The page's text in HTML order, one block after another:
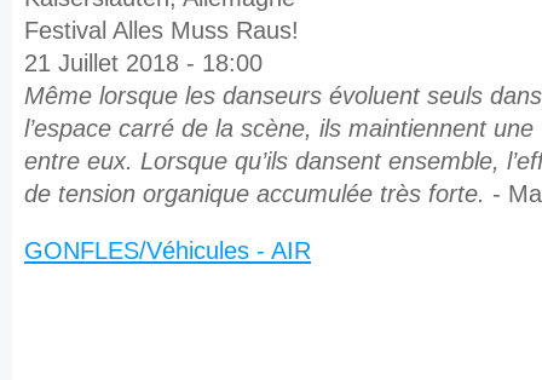
Festival Alles Muss Raus!
21 Juillet 2018 - 18:00
Même lorsque les danseurs évoluent seuls
l’espace carré de la scène, ils maintiennent
entre eux. Lorsque qu’ils dansent ensemble,
de tension organique accumulée très forte. -
GONFLES/Véhicules - AIR